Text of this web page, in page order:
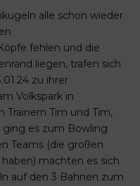
alle schon wieder
fehlen und die
liegen, trafen sich
zu ihrer
Volkspark in
Tim und Tim,
es zum Bowling
Teams (die großen
machten es sich
auf den 3 Bahnen zum